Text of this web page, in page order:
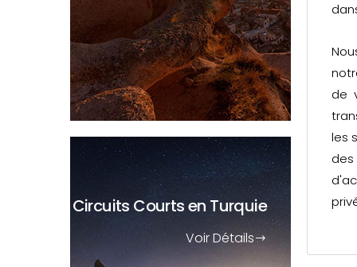
de
les
Circuits Courtsen Turquie
Voir Détails